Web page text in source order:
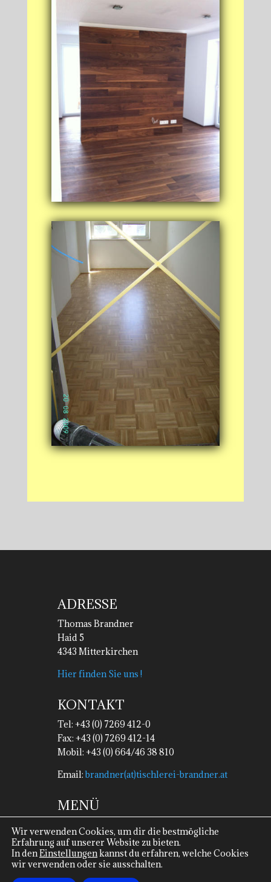
ADRESSE
Thomas Brandner
Haid 5
4343 Mitterkirchen
Hier finden Sie uns !
KONTAKT
Tel: +43 (0) 7269 412-0
Fax: +43 (0) 7269 412-14
Mobil: +43 (0) 664/46 38 810
Email:brandner(at)tischlerei-brandner.at
MENÜ
Impressum
Datenschutz
Wir verwenden Cookies, um dir die bestmögliche
Erfahrung auf unserer Website zu bieten.
In denEinstellungenkannst du erfahren, welche Cookies
wir verwenden oder sie ausschalten.